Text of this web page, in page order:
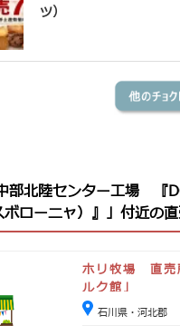
ツ）
部北陸センター工場 『
ローニャ）』」付近の
ホリ牧場 直
ルク館」
石川県・河北郡